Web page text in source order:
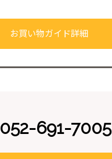
お買い物ガイド詳細
052-691-7005